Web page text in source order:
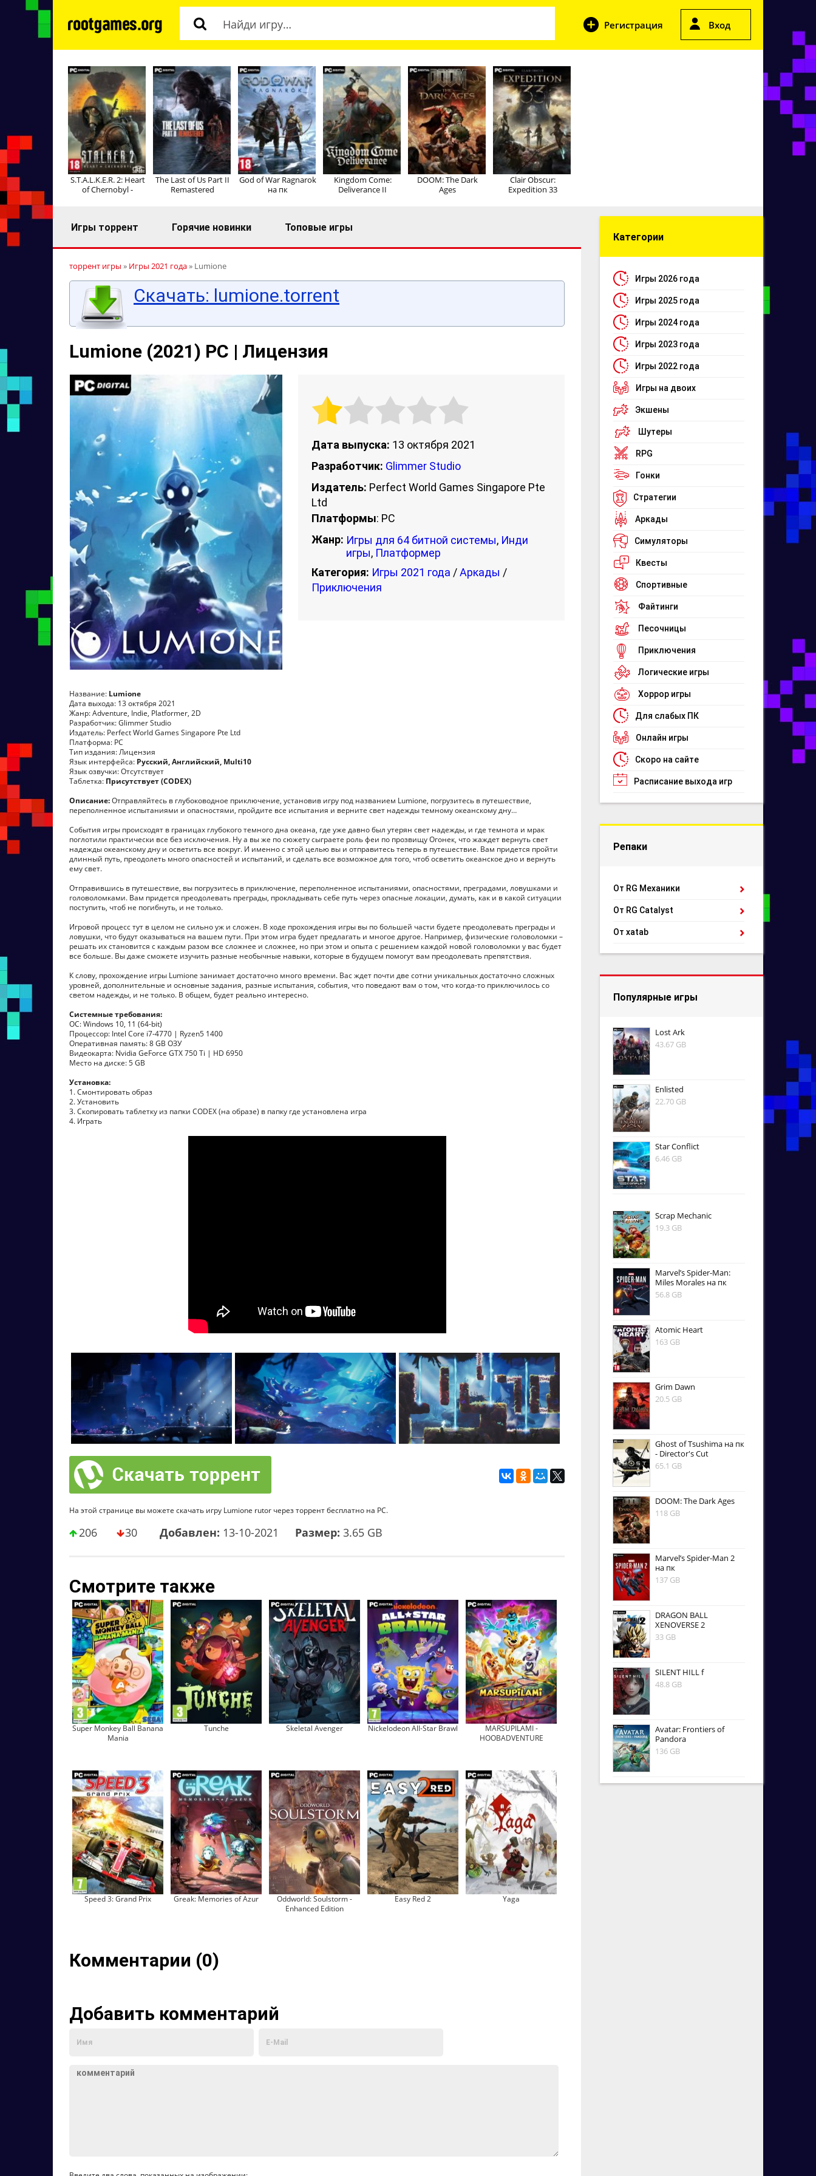
Регистрация Вход
S.T.A.L.K.E.R. 2: Heart
of Chernobyl -
The Last of Us Part II
Remastered
God of War Ragnarok
на пк
Kingdom Come:
Deliverance II
DOOM: The Dark
Ages
Clair Obscur:
Expedition 33
Игры торрент Горячие новинки Топовые игры
торрент игры » Игры 2021 года» Lumione
Скачать: lumione.torrent
Lumione (2021) PC | Лицензия
Дата выпуска: 13 октября 2021
Разработчик: Glimmer Studio
Издатель: Perfect World Games Singapore Pte
Ltd
Платформы: PC
Жанр: Игры для 64 битной системы, Инди
игры, Платформер
Категория: Игры 2021 года /Аркады /
Приключения
Название: Lumione
Дата выхода: 13 октября 2021
Жанр: Adventure, Indie, Platformer, 2D
Разработчик: Glimmer Studio
Издатель: Perfect World Games Singapore Pte Ltd
Платформа: PC
Тип издания: Лицензия
Язык интерфейса: Русский, Английский, Multi10
Язык озвучки: Отсутствует
Таблетка: Присутствует (CODEX)
Описание:Отправляйтесь в глубоководное приключение, установив игру под названием Lumione, погрузитесь в путешествие,
переполненное испытаниями и опасностями, пройдите все испытания и верните свет надежды темному океанскому дну…
События игры происходят в границах глубокого темного дна океана, где уже давно был утерян свет надежды, и где темнота и мрак
поглотили практически все без исключения. Ну а вы же по сюжету сыграете роль феи по прозвищу Огонек, что жаждет вернуть свет
надежды океанскому дну и осветить все вокруг. И именно с этой целью вы и отправитесь теперь в путешествие. Вам придется пройти
длинный путь, преодолеть много опасностей и испытаний, и сделать все возможное для того, чтоб осветить океанское дно и вернуть
ему свет.
Отправившись в путешествие, вы погрузитесь в приключение, переполненное испытаниями, опасностями, преградами, ловушками и
головоломками. Вам придется преодолевать преграды, прокладывать себе путь через опасные локации, думать, как и в какой ситуации
поступить, чтоб не погибнуть, и не только.
Игровой процесс тут в целом не сильно уж и сложен. В ходе прохождения игры вы по большей части будете преодолевать преграды и
ловушки, что будут оказываться на вашем пути. При этом игра будет предлагать и многое другое. Например, физические головоломки –
решать их становится с каждым разом все сложнее и сложнее, но при этом и опыта с решением каждой новой головоломки у вас будет
все больше. Вы даже сможете изучить разные необычные навыки, которые в будущем помогут вам преодолевать препятствия.
К слову, прохождение игры Lumione занимает достаточно много времени. Вас ждет почти две сотни уникальных достаточно сложных
уровней, дополнительные и основные задания, разные испытания, события, что поведают вам о том, что когда-то приключилось со
светом надежды, и не только. В общем, будет реально интересно.
Системные требования:
ОС: Windows 10, 11 (64-bit)
Процессор: Intel Core i7-4770 | Ryzen5 1400
Оперативная память: 8 GB ОЗУ
Видеокарта: Nvidia GeForce GTX 750 Ti | HD 6950
Место на диске: 5 GB
Установка:
1. Смонтировать образ
2. Установить
3. Скопировать таблетку из папки CODEX (на образе) в папку где установлена игра
4. Играть
На этой странице вы можете скачать игру Lumione rutor через торрент бесплатно на PC.
206 30 Добавлен: 13-10-2021 Размер: 3.65 GB
Смотрите также
Super Monkey Ball Banana
Mania
Tunche Skeletal Avenger Nickelodeon All-Star Brawl
MARSUPILAMI -
HOOBADVENTURE
Speed 3: Grand Prix Greak: Memories of Azur
Oddworld: Soulstorm -
Enhanced Edition
Easy Red 2 Yaga
Комментарии (0)
Добавить комментарий
Категории
Игры 2026 года
Игры 2025 года
Игры 2024 года
Игры 2023 года
Игры 2022 года
Игры на двоих
Экшены
Шутеры
RPG
Гонки
Стратегии
Аркады
Симуляторы
Квесты
Спортивные
Файтинги
Песочницы
Приключения
Логические игры
Хоррор игры
Для слабых ПК
Онлайн игры
Скоро на сайте
Расписание выхода игр
Репаки
От RG Механики
От RG Catalyst
От xatab
Популярные игры
Lost Ark
43.67 GB
Enlisted
22.70 GB
Star Conflict
6.46 GB
Scrap Mechanic
19.3 GB
Marvel’s Spider-Man:
Miles Morales на пк
56.8 GB
Atomic Heart
163 GB
Grim Dawn
20.5 GB
Ghost of Tsushima на пк
- Director's Cut
65.1 GB
DOOM: The Dark Ages
118 GB
Marvel’s Spider-Man 2
на пк
137 GB
DRAGON BALL
XENOVERSE 2
33 GB
SILENT HILL f
48.8 GB
Avatar: Frontiers of
Pandora
136 GB